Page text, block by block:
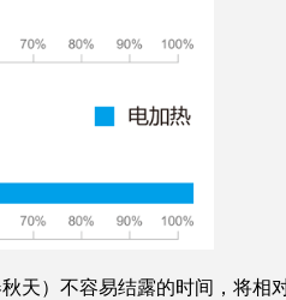
）不容易结露的时间，将相